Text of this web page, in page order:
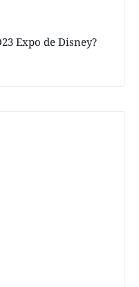
Expo de Disney?